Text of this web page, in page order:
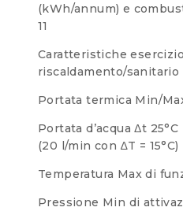
(kWh/annum) e
11
Caratteristiche esercizio
riscaldamento/sanitario
Portata termica Min/
Portata d’acqua Δt
(20 l/min con ∆T = 15°C)
Temperatura Max di
Pressione Min di